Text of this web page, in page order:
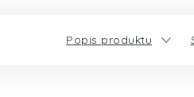
Popis produktu